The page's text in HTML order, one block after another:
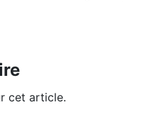
cet article.